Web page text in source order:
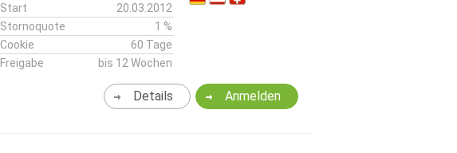
Start
20.03.2012
Stornoquote
1 %
Cookie
60 Tage
Freigabe
bis 12 Wochen
Anmelden
Details